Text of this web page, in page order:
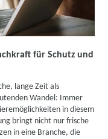
für Schutz und
lange Zeit als
Wandel: Immer
in diesem
bringt nicht nur frische
in eine Branche, die